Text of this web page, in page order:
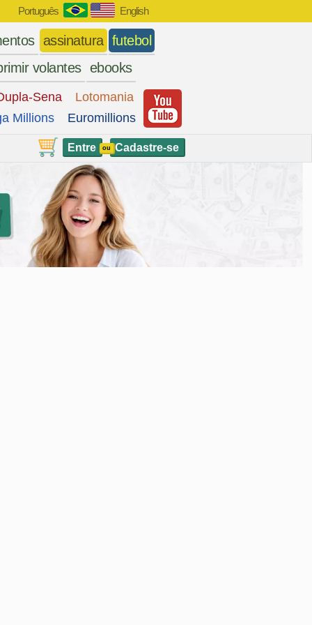
Português English
assinatura futebol
volantes ebooks
Sena
Lotomania
Millions
Euromillions
Entre ou Cadastre-se